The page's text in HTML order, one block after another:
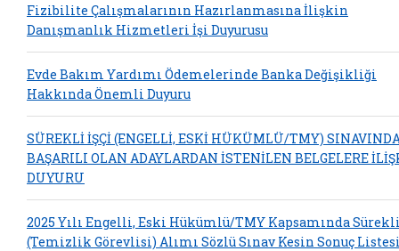
Fizibilite Çalışmalarının Hazırlanmasına İlişkin
Danışmanlık Hizmetleri İşi Duyurusu
Evde Bakım Yardımı Ödemelerinde Banka Değişikliği
Hakkında Önemli Duyuru
SÜREKLİ İŞÇİ (ENGELLİ, ESKİ HÜKÜMLÜ/TMY)
BAŞARILI OLAN ADAYLARDAN İSTENİLEN BELGELERE
DUYURU
2025 Yılı Engelli, Eski Hükümlü/TMY Kapsamında
(Temizlik Görevlisi) Alımı Sözlü Sınav Kesin Sonuç